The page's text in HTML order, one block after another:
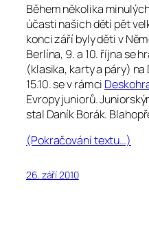
Během několika
účasti našich dětí pět
konci září byly děti v
Berlína, 9. a 10. října se
(klasika, karty a páry)
15.10. se v rámci
Evropy juniorů.
stal Daník Borák.
(Pokračování textu…)
26. září 2010